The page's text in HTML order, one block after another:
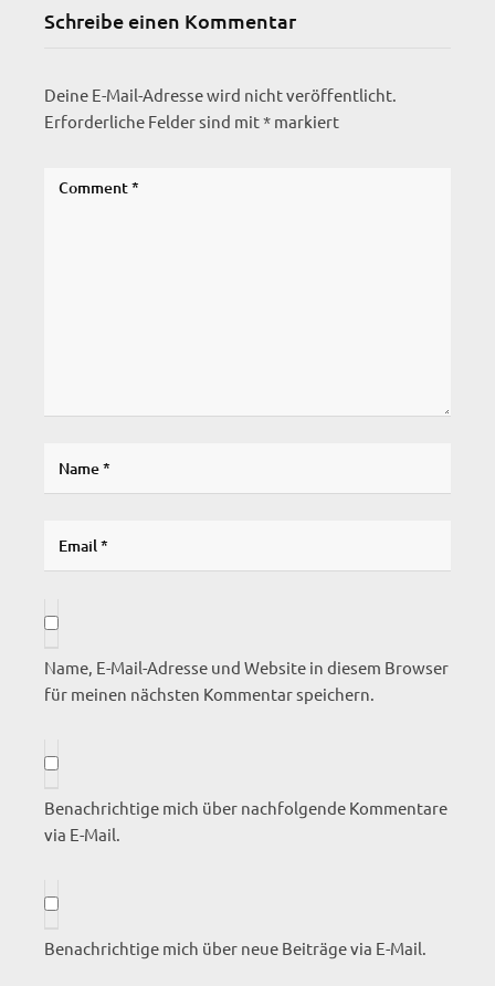
Schreibe einen Kommentar
Deine E-Mail-Adresse wird nicht veröffentlicht.
Erforderliche Felder sind mit* markiert
Name, E-Mail-Adresse und Website in diesem Browser
für meinen nächsten Kommentar speichern.
Benachrichtige mich über nachfolgende Kommentare
via E-Mail.
Benachrichtige mich über neue Beiträge via E-Mail.